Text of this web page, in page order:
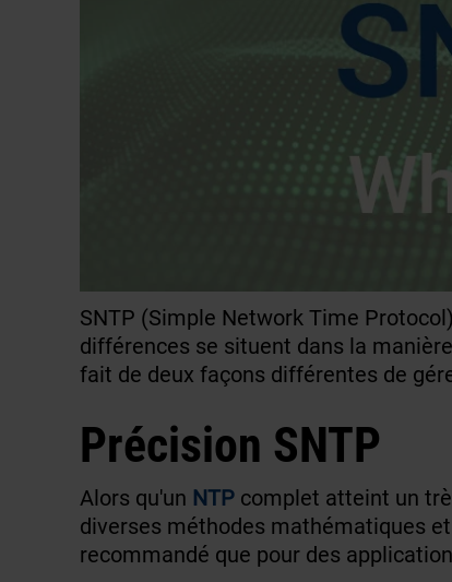
SNTP (Simple Network Time
différences se situent dans la
fait de deux façons différentes de
Précision SNTP
Alors qu'un NTP complet atteint un
diverses méthodes mathématiques
recommandé que pour des